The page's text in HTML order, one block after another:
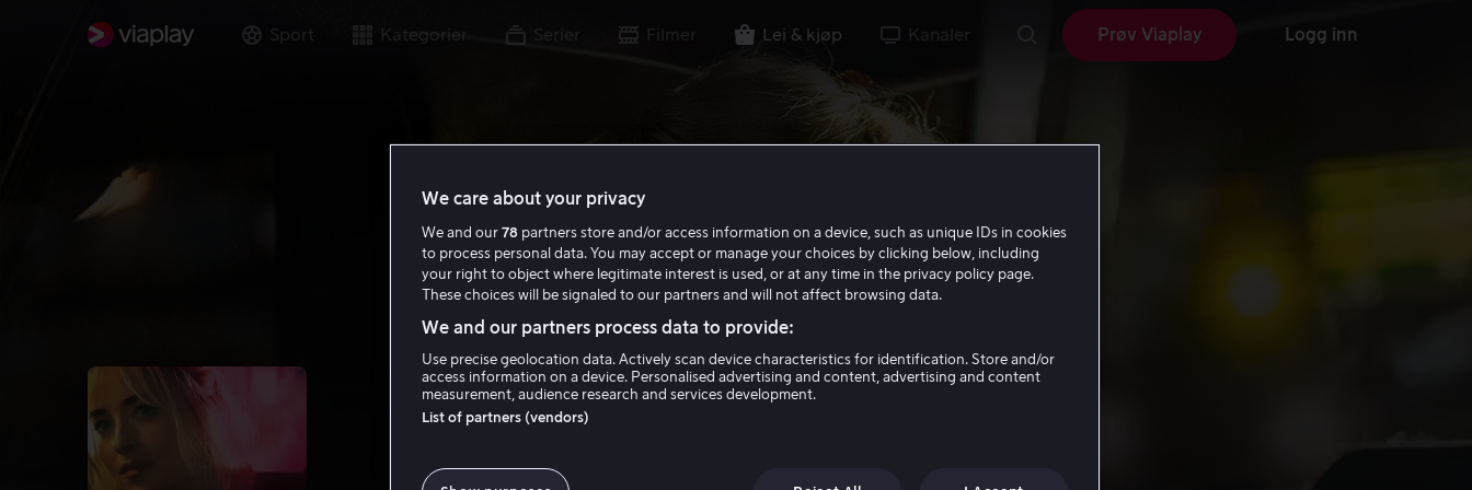
Sport Kategorier Serier Filmer Lei & kjøp Kanaler Prøv Viaplay Logg inn
We care about your privacy
We and our 78 partners store and/or access information on a device, such as unique IDs in cookies
to process personal data. You may accept or manage your choices by clicking below, including
your right to object where legitimate interest is used, or at any time in the privacy policy page.
These choices will be signaled to our partners and will not affect browsing data.
We and our partners process data to provide:
Use precise geolocation data. Actively scan device characteristics for identification. Store and/or
access information on a device. Personalised advertising and content, advertising and content
measurement, audience research and services development.
List of partners (vendors)